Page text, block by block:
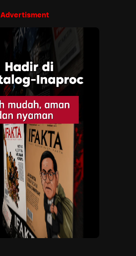
Advertisment